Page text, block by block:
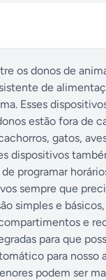
os donos de
de
Esses
estão fora de
gatos,
dispositivos
programar
sempre que
simples e
e
para que
para
podem ser